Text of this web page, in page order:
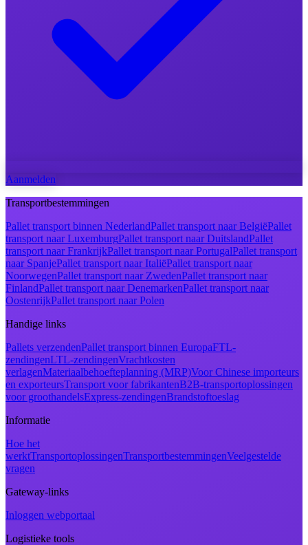
Aanmelden
Transportbestemmingen
Pallet transport binnen NederlandPallet transport naar BelgiëPallet
transport naar LuxemburgPallet transport naar DuitslandPallet
transport naar FrankrijkPallet transport naar PortugalPallet transport
naar SpanjePallet transport naar ItaliëPallet transport naar
NoorwegenPallet transport naar ZwedenPallet transport naar
FinlandPallet transport naar DenemarkenPallet transport naar
OostenrijkPallet transport naar Polen
Handige links
Pallets verzendenPallet transport binnen EuropaFTL-
zendingenLTL-zendingenVrachtkosten
verlagenMateriaalbehoefteplanning (MRP)Voor Chinese importeurs
en exporteursTransport voor fabrikantenB2B-transportoplossingen
voor groothandelsExpress-zendingenBrandstoftoeslag
Informatie
Hoe het
werktTransportoplossingenTransportbestemmingenVeelgestelde
vragen
Gateway-links
Inloggen webportaal
Logistieke tools